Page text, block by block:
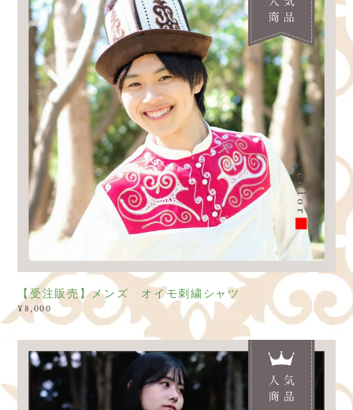
【受注販売】メンズ オイモ刺繍シャツ
¥8,000